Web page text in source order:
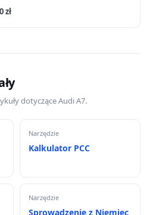
zł
dotyczące Audi A7.
Narzędzie
Kalkulator PCC
Narzędzie
Sprowadzenie z Niemiec